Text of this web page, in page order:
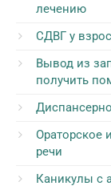
лечению
СДВГ у
Вывод из
получить
Ораторское
речи
Каникулы с